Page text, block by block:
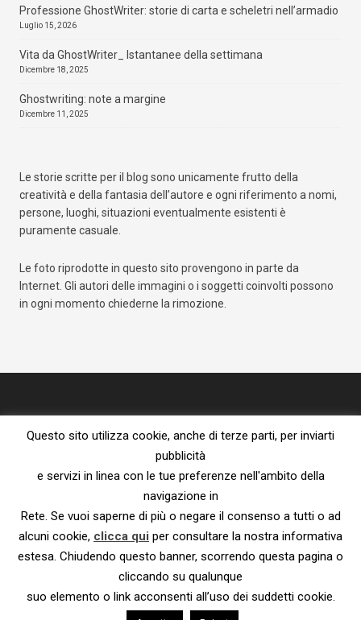
Professione GhostWriter: storie di carta e scheletri nell’armadio
Luglio 15, 2026
Vita da GhostWriter_ Istantanee della settimana
Dicembre 18, 2025
Ghostwriting: note a margine
Dicembre 11, 2025
Le storie scritte per il blog sono unicamente frutto della
creatività e della fantasia dell’autore e ogni riferimento a nomi,
persone, luoghi, situazioni eventualmente esistenti è
puramente casuale.
Le foto riprodotte in questo sito provengono in parte da
Internet. Gli autori delle immagini o i soggetti coinvolti possono
in ogni momento chiederne la rimozione.
Proprietà letteraria riservata – vietata la riproduzione senza l’espresso
consenso dell’autore.
Privacy Policy e Cookie Policy
Informativa ai sensi del Reg. UE
© 2023 – Susanna De Ciechi.
Questo sito utilizza cookie, anche di terze parti, per inviarti
pubblicità
e servizi in linea con le tue preferenze nell'ambito della
navigazione in
Rete. Se vuoi saperne di più o negare il consenso a tutti o ad
alcuni cookie, clicca qui per consultare la nostra informativa
estesa. Chiudendo questo banner, scorrendo questa pagina o
cliccando su qualunque
suo elemento o link acconsenti all’uso dei suddetti cookie.